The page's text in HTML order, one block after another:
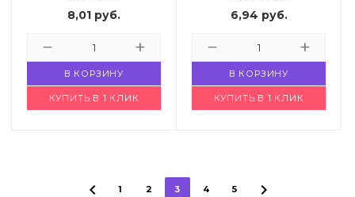
8,01 руб.
В КОРЗИНУ
КУПИТЬ В 1 КЛИК
6,94 руб.
В КОРЗИНУ
КУПИТЬ В 1 КЛИК
1 2 3 4 5